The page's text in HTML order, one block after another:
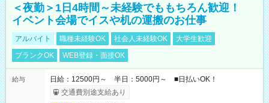
＜夜勤＞1日4時間～未経験でももちろん歓迎！
イベント会場でイスや机の運搬のお仕事
アルバイト 職種未経験OK 社会人未経験OK
大学生歓迎
ブランクOK
WEB登録・面接OK
給与
日給：12500円～ 半日：5000円～ ■日払いOK！
交通費別途支給あり